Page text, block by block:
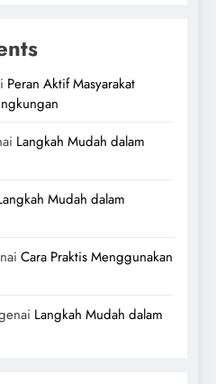
Peran Aktif Masyarakat
Langkah Mudah dalam
Mudah dalam
Cara Praktis Menggunakan
Langkah Mudah dalam